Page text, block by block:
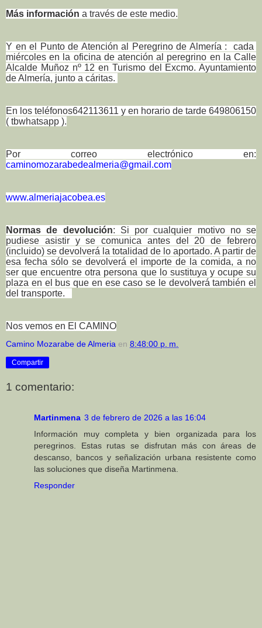
Más información a través de este medio.
Y en el Punto de Atención al Peregrino de Almería : cada
miércoles en la oficina de atención al peregrino en la Calle
Alcalde Muñoz nº 12 en Turismo del Excmo. Ayuntamiento
de Almería, junto a cáritas.
En los teléfonos642113611 y en horario de tarde 649806150
( tbwhatsapp ).
Por correo electrónico en:
caminomozarabedealmeria@gmail.com
www.almeriajacobea.es
Normas de devolución: Si por cualquier motivo no se
pudiese asistir y se comunica antes del 20 de febrero
(incluido) se devolverá la totalidad de lo aportado. A partir de
esa fecha sólo se devolverá el importe de la comida, a no
ser que encuentre otra persona que lo sustituya y ocupe su
plaza en el bus que en ese caso se le devolverá también el
del transporte.
Nos vemos en El CAMINO
Camino Mozarabe de Almeria en 8:48:00 p. m.
Compartir
1 comentario:
Martinmena 3 de febrero de 2026 a las 16:04
Información muy completa y bien organizada para los
peregrinos. Estas rutas se disfrutan más con áreas de
descanso, bancos y señalización urbana resistente como
las soluciones que diseña Martinmena.
Responder